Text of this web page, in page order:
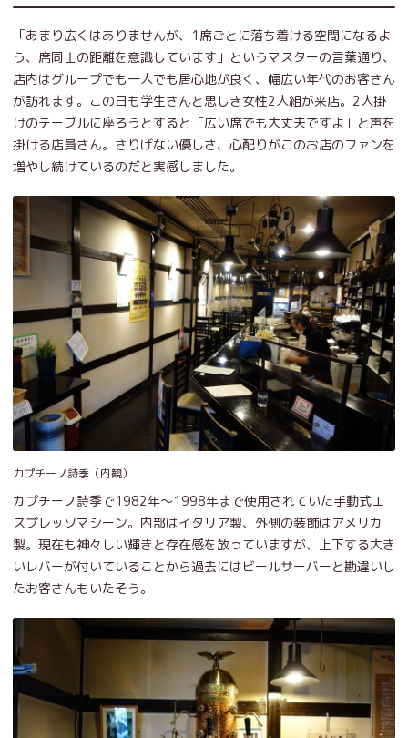
「あまり広くはありませんが、1席ごとに落ち着ける空間になるよ
う、席同士の距離を意識しています」というマスターの言葉通り、
店内はグループでも一人でも居心地が良く、幅広い年代のお客さん
が訪れます。この日も学生さんと思しき女性2人組が来店。2人掛
けのテーブルに座ろうとすると「広い席でも大丈夫ですよ」と声を
掛ける店員さん。さりげない優しさ、心配りがこのお店のファンを
増やし続けているのだと実感しました。
カプチーノ詩季（内観）
カプチーノ詩季で1982年～1998年まで使用されていた手動式エ
スプレッソマシーン。内部はイタリア製、外側の装飾はアメリカ
製。現在も神々しい輝きと存在感を放っていますが、上下する大き
いレバーが付いていることから過去にはビールサーバーと勘違いし
たお客さんもいたそう。